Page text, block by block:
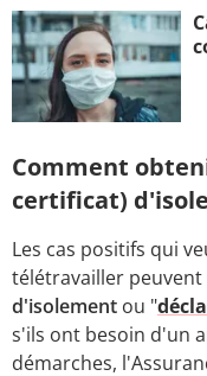
Comment
certificat)
Les cas positifs qui
télétravailler
d'isolement ou "
s'ils ont besoin d'un
démarches,